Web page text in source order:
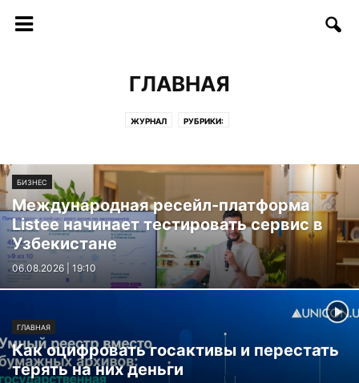
ГЛАВНАЯ
ЖУРНАЛ РУБРИКИ:
БИЗНЕС
Международная ресейл-платформа
Listee начинает тестировать сервис в
Узбекистане
06.08.2026 | 19:10
ГЛАВНАЯ
Как оцифровать госактивы и перестать
терять на них деньги